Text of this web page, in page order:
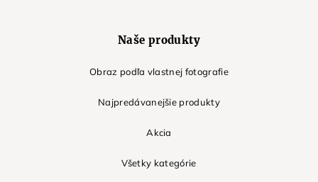
Naše produkty
Obraz podľa vlastnej fotografie
Najpredávanejšie produkty
Akcia
Všetky kategórie